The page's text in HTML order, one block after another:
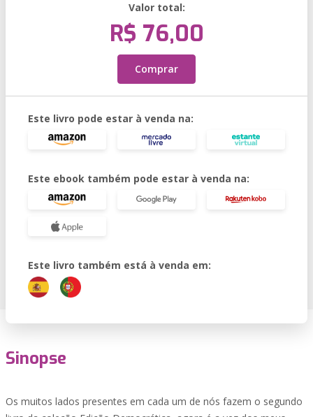
Valor total:
R$ 76,00
Comprar
Este livro pode estar à venda na:
Este ebook também pode estar à venda na:
Este livro também está à venda em:
Sinopse
Os muitos lados presentes em cada um de nós fazem o segundo